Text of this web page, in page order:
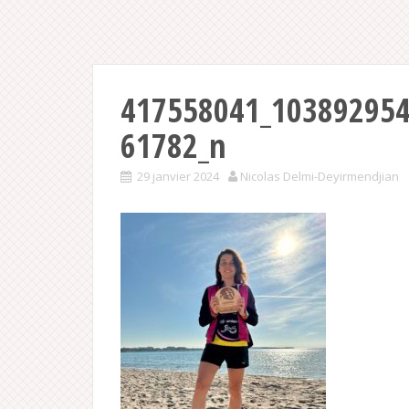
61782_n
29 janvier 2024 Nicolas Delmi-Deyirmendjian